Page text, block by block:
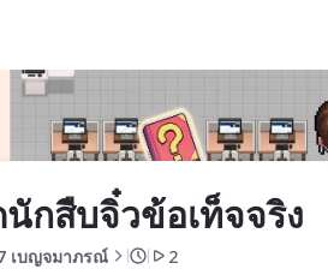
กสืบจิ๋วข้อเท็จจริง
เบญจมาภรณ์ 2